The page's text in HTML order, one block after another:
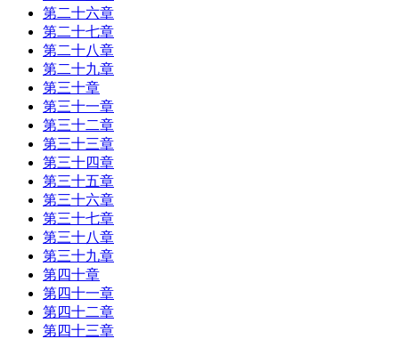
第二十六章
第二十七章
第二十八章
第二十九章
第三十章
第三十一章
第三十二章
第三十三章
第三十四章
第三十五章
第三十六章
第三十七章
第三十八章
第三十九章
第四十章
第四十一章
第四十二章
第四十三章